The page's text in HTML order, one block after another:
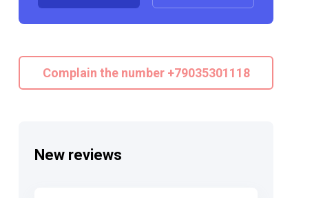
Complain the number +79035301118
New reviews